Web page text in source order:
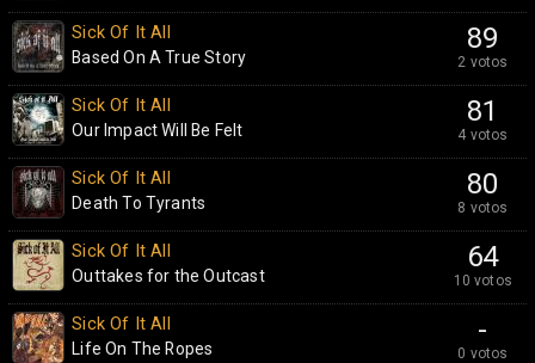
89
2 votos
Sick Of It All
Based On A True Story
81
4 votos
Sick Of It All
Our Impact Will Be Felt
80
8 votos
Sick Of It All
Death To Tyrants
64
10 votos
Sick Of It All
Outtakes for the Outcast
-
0 votos
Sick Of It All
Life On The Ropes